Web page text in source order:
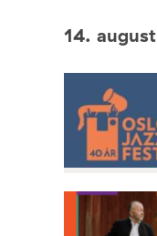
14. august